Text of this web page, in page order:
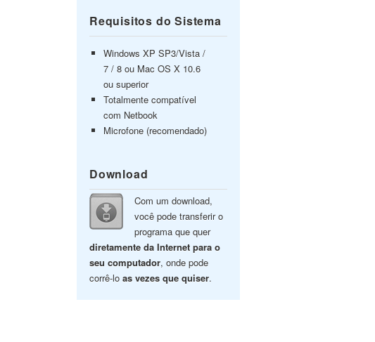
Requisitos do Sistema
Windows XP SP3/Vista /
7 / 8 ou Mac OS X 10.6
ou superior
Totalmente compatível
com Netbook
Microfone (recomendado)
Download
Com um download,
você pode transferir o
programa que quer
diretamente da Internet para o
seu computador, onde pode
corrê-lo as vezes que quiser.